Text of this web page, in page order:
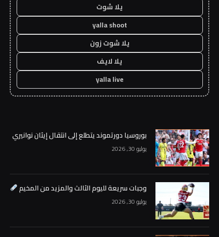
يلا شوت
yalla shoot
يلا شوت زون
يلا لايف
yalla live
بوروسيا دورتموند يتطلع إلى انتقال إيثان نوانيري
يوليو 30, 2026
وجبات سريعة لليوم الثالث والمزيد من المخيم
يوليو 30, 2026